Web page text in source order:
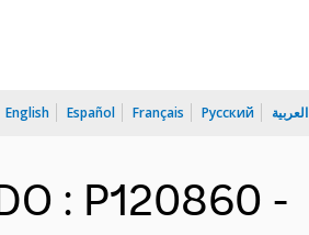
English Español Français Русский العربية
: P120860 -